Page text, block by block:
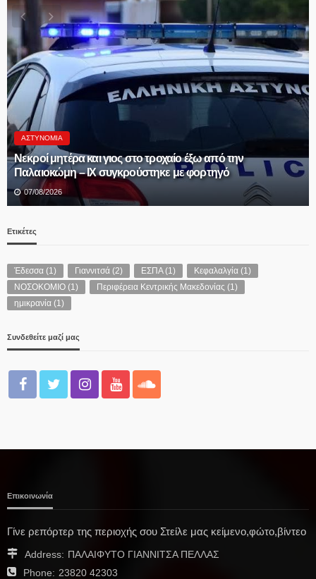
Δ.ΑΛΜΩΠΊΑΣ
ΠΡΟΣΚΛΗΣΗ ΣΕ ΤΑΚΤΙΚΗ ΔΙΑ ΖΩΣΗΣ ΣΥΝΕΔΡΙΑΣΗ
ΔΗΜΟΤΙΚΗΣ ΕΠΙΤΡΟΠΗΣ
07/08/2026
Ετικέτες
Έδεσσα (1) Γιαννιτσά (2) ΕΣΠΑ(1) Κεφαλαλγία (1)
ΝΟΣΟΚΟΜΙΟ (1) Περιφέρεια Κεντρικής Μακεδονίας (1)
ημικρανία (1)
Συνδεθείτε μαζί μας
Επικοινωνία
Γίνε ρεπόρτερ της περιοχής σου Στείλε μας κείμενο,φώτο,βίντεο
Address: ΠΑΛΑΙΦΥΤΟ ΓΙΑΝΝΙΤΣΑ ΠΕΛΛΑΣ
Phone: 23820 42303